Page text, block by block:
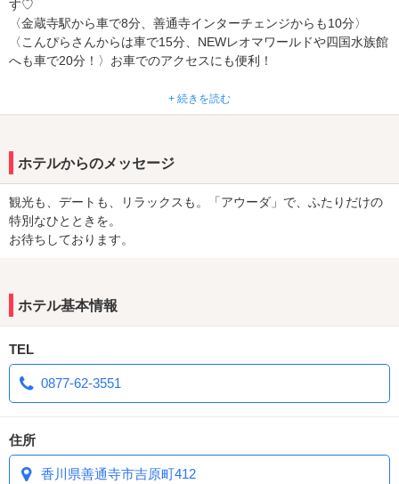
す♡
〈金蔵寺駅から車で8分、善通寺インターチェンジからも10分〉
〈こんぴらさんからは車で15分、NEWレオマワールドや四国水族館
へも車で20分！〉お車でのアクセスにも便利！
心も体もリラックスできる充実の設備とともに、ゆったりとした時
間を過ごしたいカップルにぴったりの空間です。
途中の休憩や宿泊にも、ぜひご利用ください。
+ 続きを読む
ホテルからのメッセージ
観光も、デートも、リラックスも。「アウーダ」で、ふたりだけの
特別なひとときを。
お待ちしております。
ホテル基本情報
TEL
0877-62-3551
住所
香川県善通寺市吉原町412